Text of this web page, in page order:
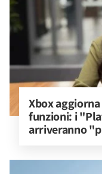
Xbox
funzioni: i
arriveranno